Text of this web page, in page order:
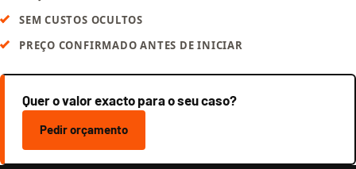
SEM CUSTOS OCULTOS
PREÇO CONFIRMADO ANTES DE INICIAR
Quer o valor exacto para o seu caso?
Pedir orçamento